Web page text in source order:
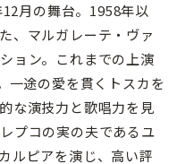
月の舞台。1958年以
、マルガレーテ・ヴァ
ョン。これまでの上演
一途の愛を貫くトスカを
な演技力と歌唱力を見
プコの実の夫であるユ
ルピアを演じ、高い評